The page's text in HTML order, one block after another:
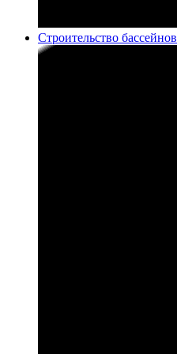
Строительство бассейнов